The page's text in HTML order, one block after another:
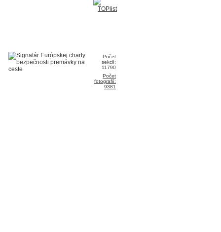
Počet
sekcií:
11790
Počet
fotografií:
9381